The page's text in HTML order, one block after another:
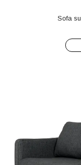
Sofa